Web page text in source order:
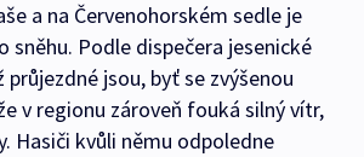
a na Červenohorském sedle je
sněhu. Podle dispečera jesenické
průjezdné jsou, byť se zvýšenou
v regionu zároveň fouká silný vítr,
Hasiči kvůli němu odpoledne